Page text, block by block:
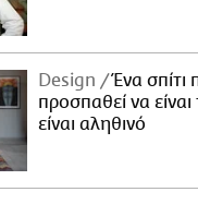
Design
Ένα σπίτι
προσπαθεί να είναι
είναι αληθινό